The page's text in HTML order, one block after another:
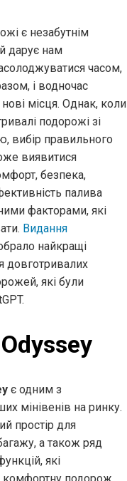
є незабутнім
дарує нам
часом,
і водночас
місця. Однак, коли
подорожі зі
вибір правильного
виявитися
безпека,
палива
факторами, які
Видання
найкращі
довготривалих
які були
є одним з
мінівенів на ринку.
простір для
а також ряд
які
комфортну подорож